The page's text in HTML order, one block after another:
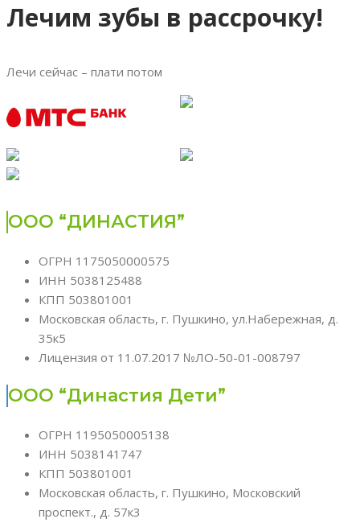
Лечим зубы в рассрочку!
Лечи сейчас – плати потом
ООО “ДИНАСТИЯ”
ОГРН 1175050000575
ИНН 5038125488
КПП 503801001
Московская область, г. Пушкино, ул.Набережная, д.
35к5
Лицензия от 11.07.2017 №ЛО-50-01-008797
ООО “Династия Дети”
ОГРН 1195050005138
ИНН 5038141747
КПП 503801001
Московская область, г. Пушкино, Московский
проспект., д. 57к3